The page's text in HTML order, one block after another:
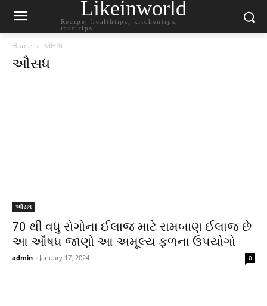
Likeinworld
Recipe, healthtips, kitchentips,
rasoitips
Home ઔસધ
ઔસધ
ઔસધ
70 થી વધુ રોગોના ઈલાજ માટે રામબાણ ઈલાજ છે
આ ઔષધ જાણો આ અમૂલ્ય ફળના ઉપયોગો
admin - January 17, 2024 0